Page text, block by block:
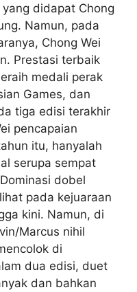
didapat Chong
Namun, pada
Chong Wei
Prestasi terbaik
medali perak
Games, dan
tiga edisi terakhir
pencapaian
itu, hanyalah
serupa sempat
dobel
pada kejuaraan
kini. Namun, di
Marcus nihil
di
dua edisi, duet
dan bahkan